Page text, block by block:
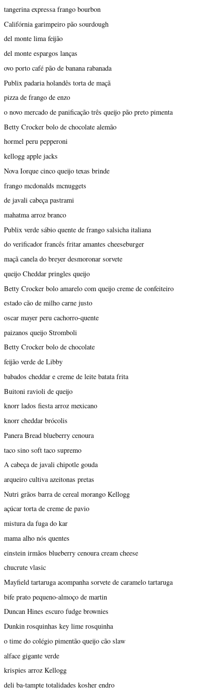
tangerina expressa frango bourbon
Califórnia garimpeiro pão sourdough
del monte lima feijão
del monte espargos lanças
ovo porto café pão de banana rabanada
Publix padaria holandês torta de maçã
pizza de frango de enzo
o novo mercado de panificação três queijo pão preto pimenta
Betty Crocker bolo de chocolate alemão
hormel peru pepperoni
kellogg apple jacks
Nova Iorque cinco queijo texas brinde
frango mcdonalds mcnuggets
de javali cabeça pastrami
mahatma arroz branco
Publix verde sábio quente de frango salsicha italiana
do verificador francês fritar amantes cheeseburger
maçã canela do breyer desmoronar sorvete
queijo Cheddar pringles queijo
Betty Crocker bolo amarelo com queijo creme de confeiteiro
estado cão de milho carne justo
oscar mayer peru cachorro-quente
paizanos queijo Stromboli
Betty Crocker bolo de chocolate
feijão verde de Libby
babados cheddar e creme de leite batata frita
Buitoni ravioli de queijo
knorr lados fiesta arroz mexicano
knorr cheddar brócolis
Panera Bread blueberry cenoura
taco sino soft taco supremo
A cabeça de javali chipotle gouda
arqueiro cultiva azeitonas pretas
Nutri grãos barra de cereal morango Kellogg
açúcar torta de creme de pavio
mistura da fuga do kar
mama alho nós quentes
einstein irmãos blueberry cenoura cream cheese
chucrute vlasic
Mayfield tartaruga acompanha sorvete de caramelo tartaruga
bife prato pequeno-almoço de martin
Duncan Hines escuro fudge brownies
Dunkin rosquinhas key lime rosquinha
o time do colégio pimentão queijo cão slaw
alface gigante verde
krispies arroz Kellogg
deli ba-tampte totalidades kosher endro